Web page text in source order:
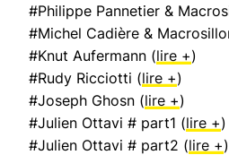
#Philippe Pannetier &
#Michel Cadière &
#Knut Aufermann (lire +)
#Rudy Ricciotti (lire +)
#Joseph Ghosn (lire +)
#Julien Ottavi # part1 (lire +)
#Julien Ottavi # part2 (lire +)